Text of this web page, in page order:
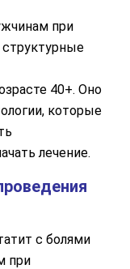
при
структурные
40+. Оно
которые
лечение.
с болями
при